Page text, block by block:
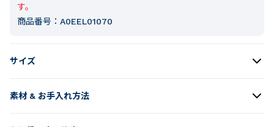
す。
商品番号： A0EEL01070
サイズ
素材 & お手入れ方法